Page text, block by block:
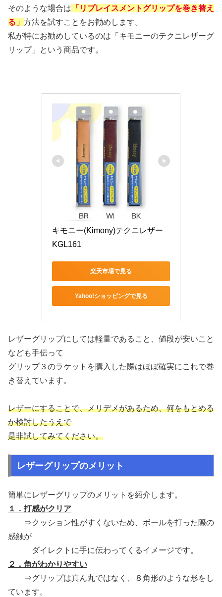
そのような場合は 「リプレイスメントグリップを巻き替え
る」 方法を試すことをお勧めします。
私が特にお勧めしているのは「キモニーのテクニレザーグ
リップ」という商品です。
キモニー(Kimony)テクニレザー
KGL161
楽天市場で見る
Yahoo!ショッピングで見る
レザーグリップにしては軽量であること、値段が安いこと
なども手伝って
グリップ３のラケットを購入した際はほぼ確実にこれで巻
き替えています。
レザーにすることで、メリデメがあるため、何をもとめる
か検討したうえで
是非試してみてください。
レザーグリップのメリット
簡単にレザーグリップのメリットを紹介します。
１．打感がクリア
⇒クッション性がすくないため、ボールを打った際の
感触が
ダイレクトに手に伝わってくるイメージです。
２．角がわかりやすい
⇒グリップは真ん丸ではなく、８角形のような形をし
ています。